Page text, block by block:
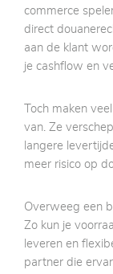
commerce
direct
aan de klant
je cashflow en
Toch maken
van. Ze
langere
meer risico op
Overweeg een
Zo kun je
leveren en
partner die